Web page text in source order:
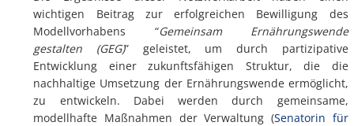
wichtigen Beitrag zur erfolgreichen Bewilligung des
Modellvorhabens “Gemeinsam Ernährungswende
gestalten (GEG)” geleistet, um durch partizipative
Entwicklung einer zukunftsfähigen Struktur, die die
nachhaltige Umsetzung der Ernährungswende ermöglicht,
zu entwickeln. Dabei werden durch gemeinsame,
modellhafte Maßnahmen der Verwaltung (Senatorin für